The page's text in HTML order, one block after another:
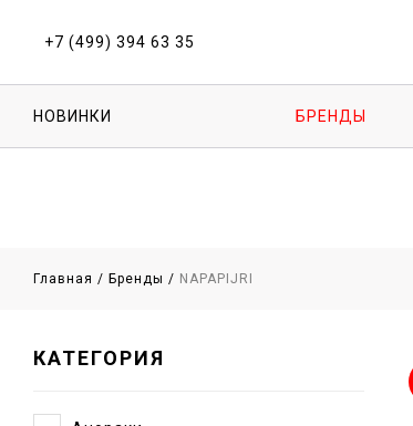
+7 (499) 394 63 35
НОВИНКИ БРЕНДЫ
Главная / Бренды / NAPAPIJRI
КАТЕГОРИЯ